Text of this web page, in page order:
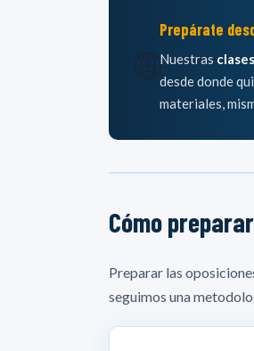
🌐
Prepárate
Nuestras
desde donde
materiales,
Cómo preparar
Preparar las
seguimos una